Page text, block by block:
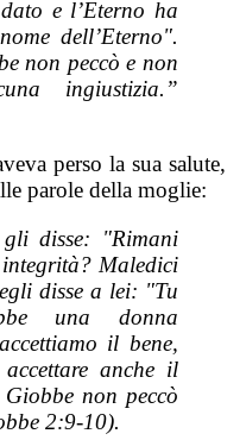
e l’Eterno ha
dell’Eterno".
non peccò e non
ingiustizia.”
perso la sua salute,
parole della moglie:
disse: "Rimani
Maledici
disse a lei: "Tu
una donna
il bene,
anche il
non peccò
2:9-10).